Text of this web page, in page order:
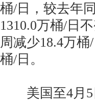
桶/日，较去年
1310.0万桶/日
周减少18.4万
桶/日。
美国至4月5